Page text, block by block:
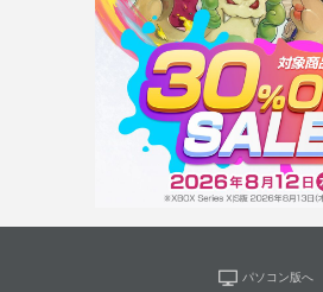
パソコン版へ